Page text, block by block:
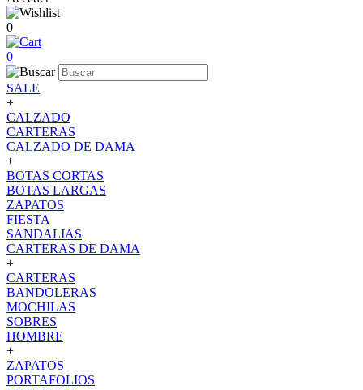
0
0
SALE
+
CALZADO
CARTERAS
CALZADO DE DAMA
+
BOTAS CORTAS
BOTAS LARGAS
ZAPATOS
FIESTA
SANDALIAS
CARTERAS DE DAMA
+
CARTERAS
BANDOLERAS
MOCHILAS
SOBRES
HOMBRE
+
ZAPATOS
PORTAFOLIOS